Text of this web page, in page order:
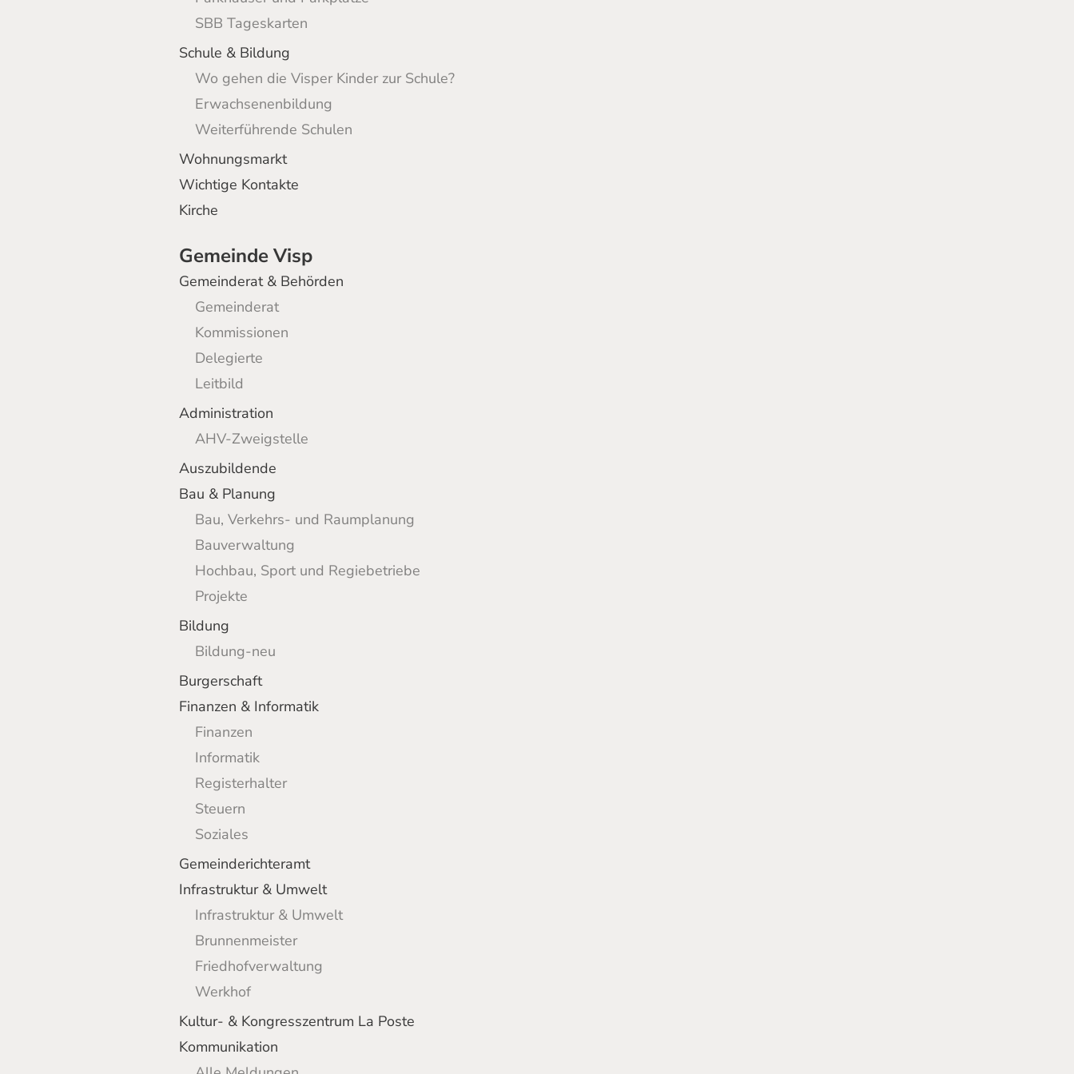
SBB Tageskarten
Schule & Bildung
Wo gehen die Visper Kinder zur Schule?
Erwachsenenbildung
Weiterführende Schulen
Wohnungsmarkt
Wichtige Kontakte
Kirche
Gemeinde Visp
Gemeinderat & Behörden
Gemeinderat
Kommissionen
Delegierte
Leitbild
Administration
AHV-Zweigstelle
Auszubildende
Bau & Planung
Bau, Verkehrs- und Raumplanung
Bauverwaltung
Hochbau, Sport und Regiebetriebe
Projekte
Bildung
Bildung-neu
Burgerschaft
Finanzen & Informatik
Finanzen
Informatik
Registerhalter
Steuern
Soziales
Gemeinderichteramt
Infrastruktur & Umwelt
Infrastruktur & Umwelt
Brunnenmeister
Friedhofverwaltung
Werkhof
Kultur- & Kongresszentrum La Poste
Kommunikation